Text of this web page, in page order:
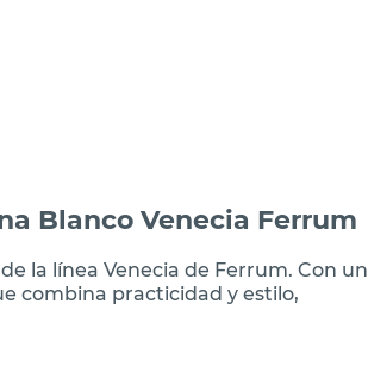
Blanco Venecia Ferrum
la línea Venecia de Ferrum. Con un
combina practicidad y estilo,